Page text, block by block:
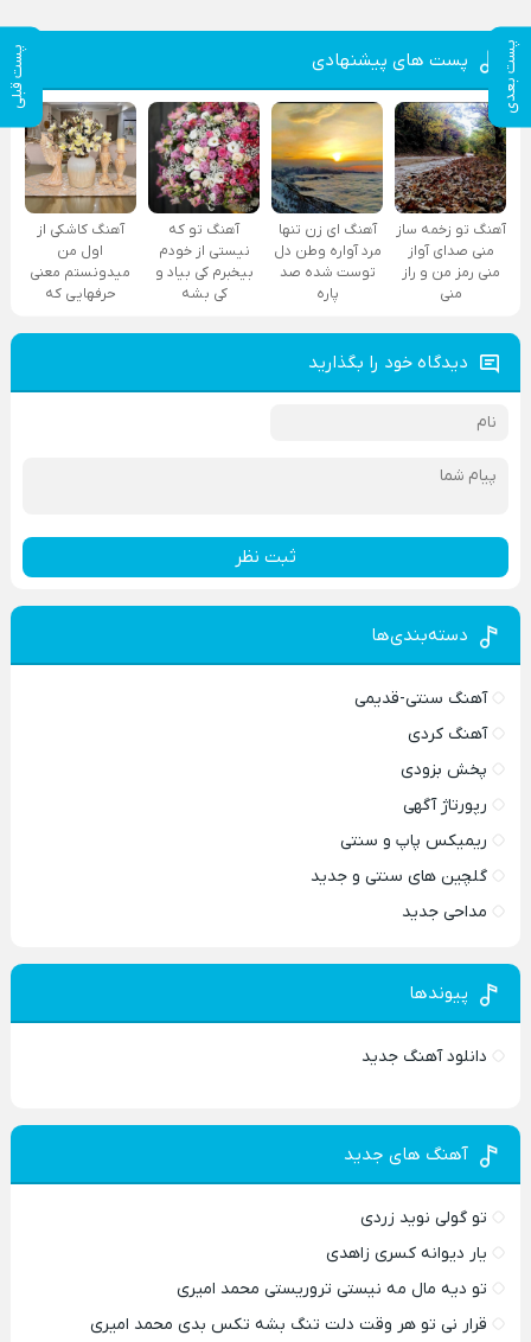
پست بعدی پست قبلی پست های پیشنهادی
آهنگ تو زخمه ساز
منی صدای آواز
منی رمز من و راز
منی
آهنگ ای زن تنها
مرد آواره وطن دل
توست شده صد
پاره
آهنگ تو که
نیستی از خودم
بیخبرم کی بیاد و
کی بشه
آهنگ کاشکی از
اول من
میدونستم معنی
حرفهایی که
دیدگاه خود را بگذارید
ثبت نظر
دسته‌بندی‌ها
آهنگ سنتی-قدیمی
آهنگ کردی
پخش بزودی
رپورتاژ آگهی
ریمیکس پاپ و سنتی
گلچین های سنتی و جدید
مداحی جدید
پیوندها
دانلود آهنگ جدید
آهنگ های جدید
تو گولی نوید زردی
یار دیوانه کسری زاهدی
تو دیه مال مه نیستی تروریستی محمد امیری
قرار نی تو هر وقت دلت تنگ بشه تکس بدی محمد امیری